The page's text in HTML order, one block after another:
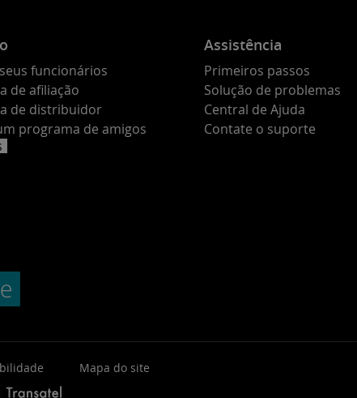
funcionários
de afiliação
de distribuidor
programa de amigos
Assistência
Primeiros passos
Solução de problemas
Central de Ajuda
Contate o suporte
Mapa do site